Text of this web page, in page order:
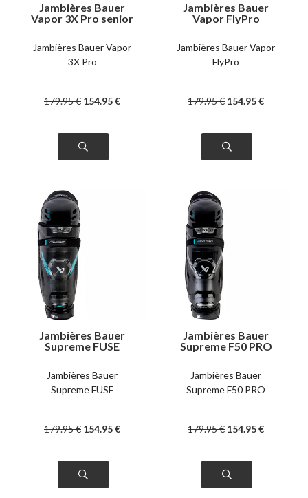
Jambières Bauer
Vapor 3X Pro senior
Jambières Bauer Vapor
3X Pro
179.95€ 154.95€
Jambières Bauer
Vapor FlyPro
Jambières Bauer Vapor
FlyPro
179.95€ 154.95€
Jambières Bauer
Supreme FUSE
Jambières Bauer
Supreme FUSE
179.95€ 154.95€
Jambières Bauer
Supreme F50 PRO
Jambières Bauer
Supreme F50 PRO
179.95€ 154.95€